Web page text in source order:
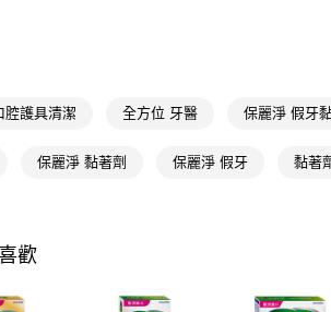
腔護具清潔 全方位 牙醫 保麗淨 假牙
保麗淨 黏著劑 保麗淨 假牙 黏著
歡